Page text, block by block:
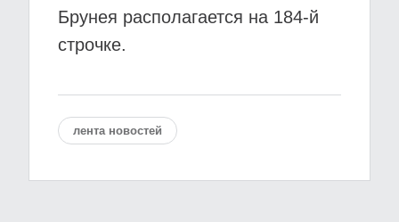
Брунея располагается на 184-й
строчке.
лента новостей